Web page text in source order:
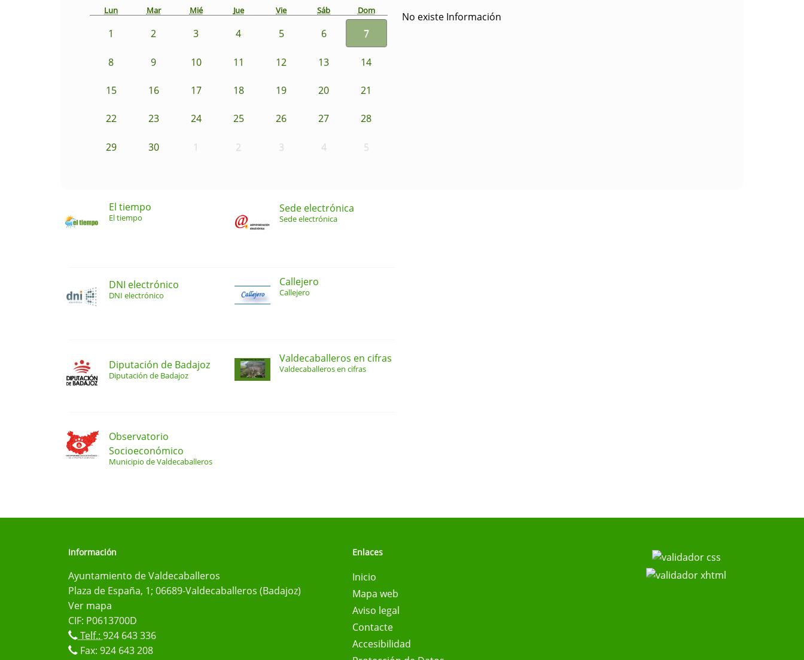
Lun Mar Mié Jue Vie Sáb Dom
1 2 3 4 5 6 7
8 9 10 11 12 13 14
15 16 17 18 19 20 21
22 23 24 25 26 27 28
29 30 1 2 3 4 5
No existe Información
El tiempo
El tiempo
Sede electrónica
Sede electrónica
DNI electrónico
DNI electrónico
Callejero
Callejero
Diputación de Badajoz
Diputación de Badajoz
Valdecaballeros en cifras
Valdecaballeros en cifras
Observatorio
Socioeconómico
Municipio de Valdecaballeros
Información
Ayuntamiento de Valdecaballeros
Plaza de España, 1; 06689-Valdecaballeros (Badajoz)
Ver mapa
CIF: P0613700D
Telf.:924 643 336
Fax: 924 643 208
Enlaces
Inicio
Mapa web
Aviso legal
Contacte
Accesibilidad